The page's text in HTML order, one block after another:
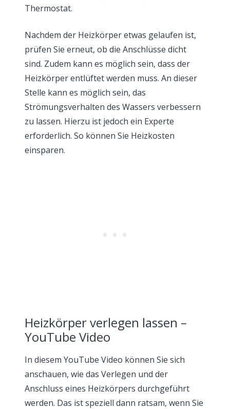
Thermostat.
Nachdem der Heizkörper etwas gelaufen ist,
prüfen Sie erneut, ob die Anschlüsse dicht
sind. Zudem kann es möglich sein, dass der
Heizkörper entlüftet werden muss. An dieser
Stelle kann es möglich sein, das
Strömungsverhalten des Wassers verbessern
zu lassen. Hierzu ist jedoch ein Experte
erforderlich. So können Sie Heizkosten
einsparen.
Heizkörper verlegen lassen –
YouTube Video
In diesem YouTube Video können Sie sich
anschauen, wie das Verlegen und der
Anschluss eines Heizkörpers durchgeführt
werden. Das ist speziell dann ratsam, wenn Sie